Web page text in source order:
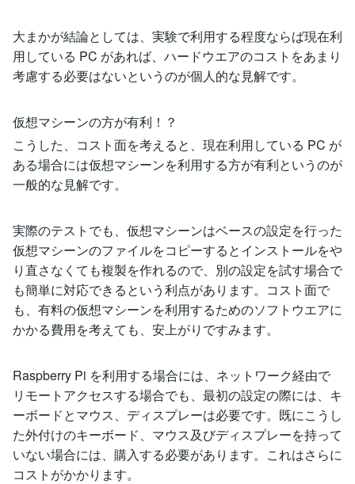
大まかが結論としては、実験で利用する程度ならば現在利
用している PC があれば、ハードウエアのコストをあまり
考慮する必要はないというのが個人的な見解です。
仮想マシーンの方が有利！？
こうした、コスト面を考えると、現在利用している PC が
ある場合には仮想マシーンを利用する方が有利というのが
一般的な見解です。
実際のテストでも、仮想マシーンはベースの設定を行った
仮想マシーンのファイルをコピーするとインストールをや
り直さなくても複製を作れるので、別の設定を試す場合で
も簡単に対応できるという利点があります。コスト面で
も、有料の仮想マシーンを利用するためのソフトウエアに
かかる費用を考えても、安上がりですみます。
Raspberry Pi を利用する場合には、ネットワーク経由で
リモートアクセスする場合でも、最初の設定の際には、キ
ーボードとマウス、ディスプレーは必要です。既にこうし
た外付けのキーボード、マウス及びディスプレーを持って
いない場合には、購入する必要があります。これはさらに
コストがかかります。